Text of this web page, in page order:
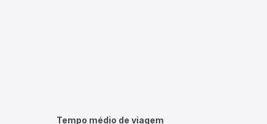
Tempo médio de viagem